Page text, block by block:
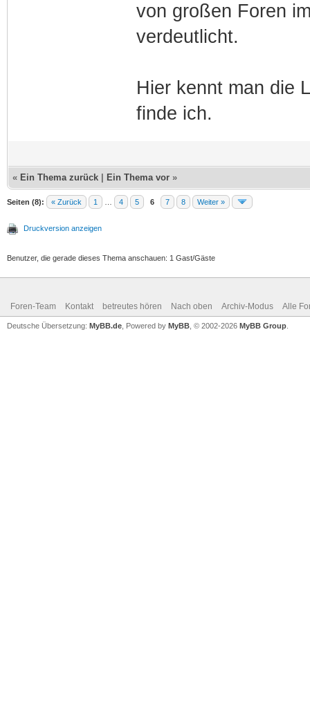
von großen Foren
verdeutlicht.
Hier kennt man die
finde ich.
« Ein Thema zurück Ein Thema vor »
Seiten (8): « Zurück 1 4 5 6 7 8 Weiter »
Druckversion anzeigen
Benutzer, die gerade dieses Thema anschauen: 1 Gast/Gäste
Foren-Team Kontakt betreutes hören Nach oben Archiv-Modus Alle
Deutsche Übersetzung: MyBB.de , Powered by MyBB , © 2002-2026 MyBB Group